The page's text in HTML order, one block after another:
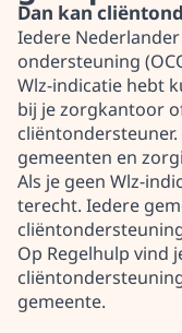
Dan kan
Iedere
ondersteuning
Wlz-indicatie hebt
bij je zorgkantoor
gemeenten en
Als je geen Wlz-
terecht. Iedere
Op Regelhulp vind
gemeente.